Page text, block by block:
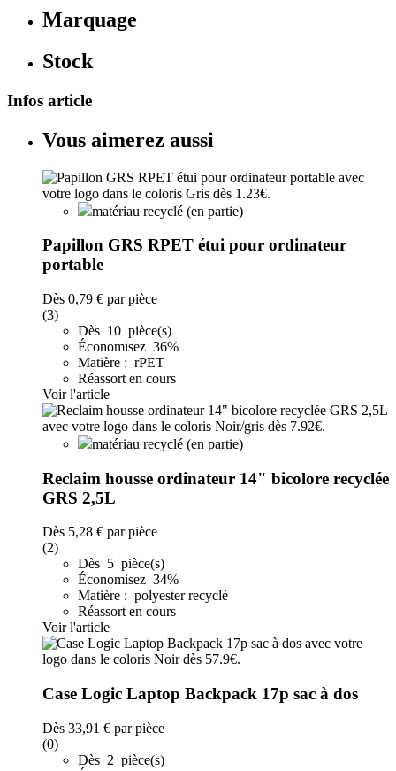
Marquage
Stock
Infos article
Vous aimerez aussi
matériau recyclé (en partie)
Papillon GRS RPET étui pour ordinateur
portable
Dès 0,79 € par pièce
(3)
Dès 10 pièce(s)
Économisez 36%
Matière : rPET
Réassort en cours
Voir l'article
matériau recyclé (en partie)
Reclaim housse ordinateur 14" bicolore recyclée
GRS 2,5L
Dès 5,28 € par pièce
(2)
Dès 5 pièce(s)
Économisez 34%
Matière : polyester recyclé
Réassort en cours
Voir l'article
Case Logic Laptop Backpack 17p sac à dos
Dès 33,91 € par pièce
(0)
Dès 2 pièce(s)